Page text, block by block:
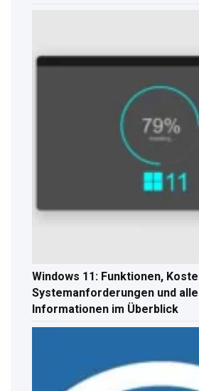
Windows 11: Funktionen,
Systemanforderungen und
Informationen im Überblick